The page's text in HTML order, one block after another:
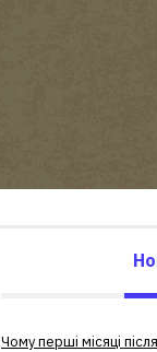
Чому перші місяці